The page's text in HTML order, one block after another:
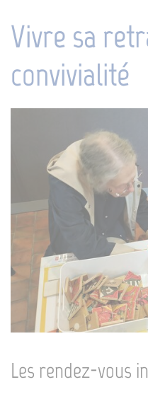
Vivre sa
convivialité
Les rendez-vous